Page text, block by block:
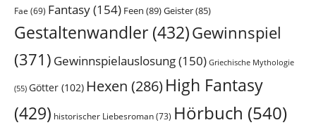
Fae (69) Fantasy(154) Feen (89)Geister(85)
Gestaltenwandler (432)Gewinnspiel
(371) Gewinnspielauslosung(150) Griechische Mythologie
(55) Götter (102) Hexen (286) High Fantasy
(429) historischer Liebesroman(73) Hörbuch (540)